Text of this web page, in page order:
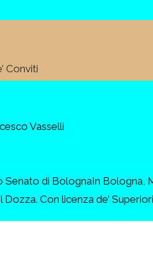
Conviti
Vasselli
Senato di BolognaIn Bologna,
Dozza. Con licenza de’ Superiori